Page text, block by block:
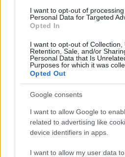
I want to opt-out of
Personal Data for Targeted
Opted In
I want to opt-out of Collection,
Retention, Sale, and/or
Personal Data that Is
Purposes for which it was
Opted Out
Google consents
I want to allow Google to
related to advertising like
device identifiers in apps.
I want to allow my user data
Διαβάζονται αυτή τη στιγμή
Μεταβιβάσεις ακινήτων:
συμβόλαια του 2025 για
ΕΝΦΙΑ
Σήμερα το κρίσιμο
Μαξίμου για τη βιομηχανία